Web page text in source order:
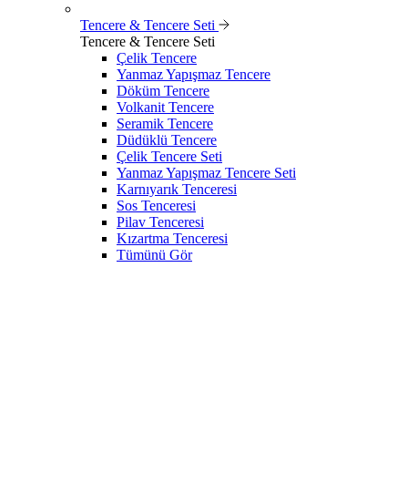
Tencere & Tencere Seti
Tencere & Tencere Seti
Çelik Tencere
Yanmaz Yapışmaz Tencere
Döküm Tencere
Volkanit Tencere
Seramik Tencere
Düdüklü Tencere
Çelik Tencere Seti
Yanmaz Yapışmaz Tencere Seti
Karnıyarık Tenceresi
Sos Tenceresi
Pilav Tenceresi
Kızartma Tenceresi
Tümünü Gör